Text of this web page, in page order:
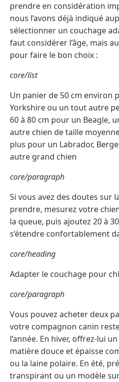
prendre en considération
nous l’avons déjà indiqué
sélectionner un couchage
faut considérer l’âge, mais
pour faire le bon choix :
core/list
Un panier de 50 cm environ
Yorkshire ou un tout autre
60 à 80 cm pour un Beagle,
autre chien de taille
plus pour un Labrador,
autre grand chien
core/paragraph
Si vous avez des doutes sur
prendre, mesurez votre
la queue, puis ajoutez 20 à
s’étendre confortablement
core/heading
Adapter le couchage pour
core/paragraph
Vous pouvez acheter deux
votre compagnon canin
l’année. En hiver, offrez-lui
matière douce et épaisse
ou la laine polaire. En été,
transpirant ou un modèle